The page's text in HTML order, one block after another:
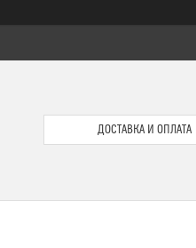
ДОСТАВКА И ОПЛАТА